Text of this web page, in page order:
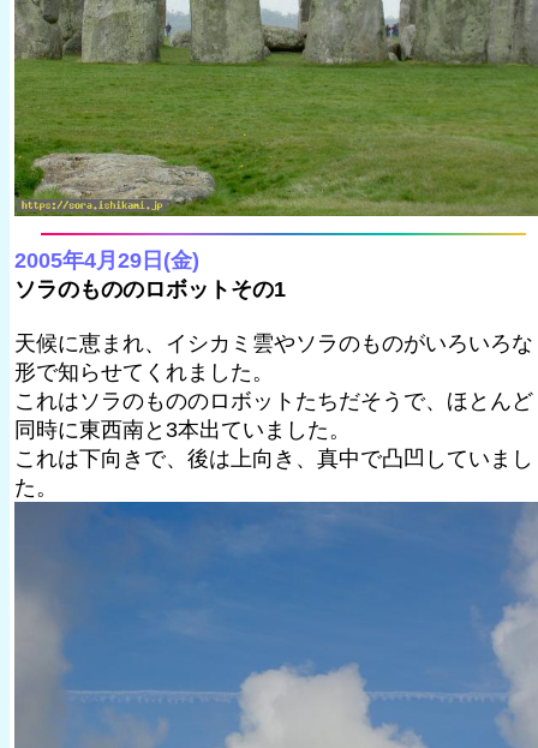
2005年4月29日(金)
ソラのもののロボットその1
天候に恵まれ、イシカミ雲やソラのものがいろいろな
形で知らせてくれました。
これはソラのもののロボットたちだそうで、ほとんど
同時に東西南と3本出ていました。
これは下向きで、後は上向き、真中で凸凹していまし
た。